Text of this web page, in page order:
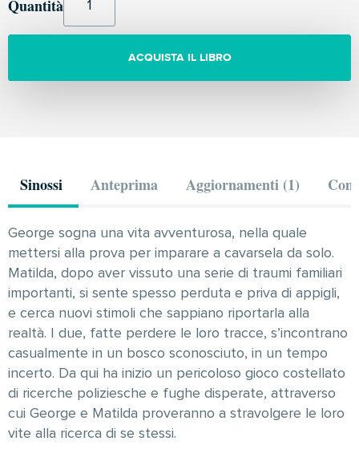
Quantità
ACQUISTA IL LIBRO
Sinossi Anteprima Aggiornamenti (1)
George sogna una vita avventurosa, nella quale
mettersi alla prova per imparare a cavarsela da solo.
Matilda, dopo aver vissuto una serie di traumi familiari
importanti, si sente spesso perduta e priva di appigli,
e cerca nuovi stimoli che sappiano riportarla alla
realtà. I due, fatte perdere le loro tracce, s’incontrano
casualmente in un bosco sconosciuto, in un tempo
incerto. Da qui ha inizio un pericoloso gioco costellato
di ricerche poliziesche e fughe disperate, attraverso
cui George e Matilda proveranno a stravolgere le loro
vite alla ricerca di se stessi.